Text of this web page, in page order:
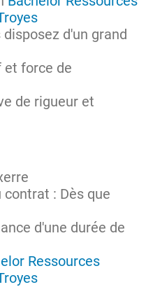
d'un grand
et force de
de rigueur et
: Dès que
d'une durée de
Ressources